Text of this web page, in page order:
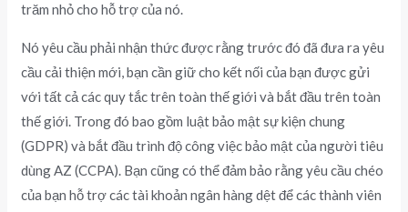
trăm nhỏ cho hỗ trợ của nó.
Nó yêu cầu phải nhận thức được rằng trước đó đã đưa ra yêu
cầu cải thiện mới, bạn cần giữ cho kết nối của bạn được gửi
với tất cả các quy tắc trên toàn thế giới và bắt đầu trên toàn
thế giới. Trong đó bao gồm luật bảo mật sự kiện chung
(GDPR) và bắt đầu trình độ công việc bảo mật của người tiêu
dùng AZ (CCPA). Bạn cũng có thể đảm bảo rằng yêu cầu chéo
của bạn hỗ trợ các tài khoản ngân hàng dệt để các thành viên